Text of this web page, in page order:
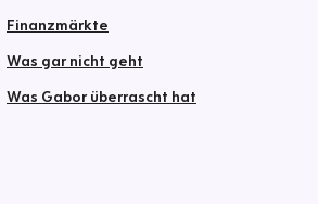
Finanzmärkte
Was gar nicht geht
Was Gabor überrascht hat